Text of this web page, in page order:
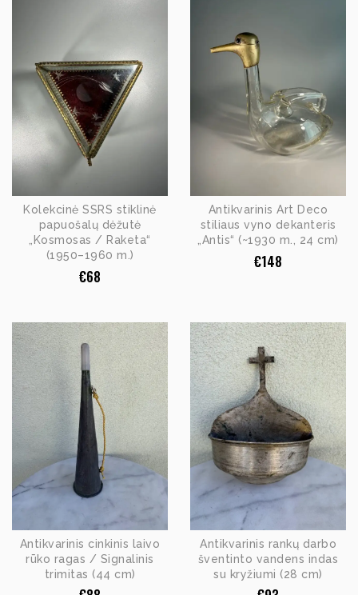
Kolekcinė SSRS stiklinė
papuošalų dėžutė
„Kosmosas / Raketa“
(1950–1960 m.)
€68
Antikvarinis Art Deco
stiliaus vyno dekanteris
„Antis“ (~1930 m., 24 cm)
€148
Antikvarinis cinkinis laivo
rūko ragas / Signalinis
trimitas (44 cm)
Antikvarinis rankų darbo
šventinto vandens indas
su kryžiumi (28 cm)